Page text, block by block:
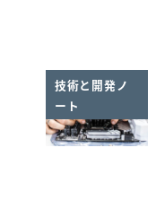
技術と開発ノ
ート